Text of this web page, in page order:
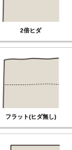
2倍ヒダ
フラット(ヒダ無し)